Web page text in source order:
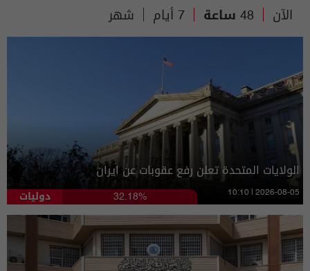
الآن 48 ساعة 7 أيام شهر
الولايات المتحدة تعلن رفع عقوبات عن ايران
دوليات 32.18% 10:10 | 2026-08-05